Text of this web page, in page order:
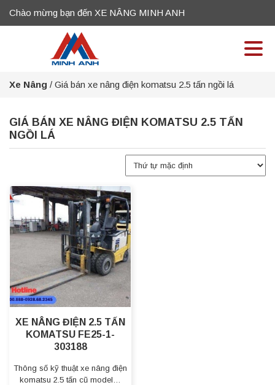
Chào mừng bạn đến XE NÂNG MINH ANH
Xe Nâng / Giá bán xe nâng điện komatsu 2.5 tấn ngồi lá
GIÁ BÁN XE NÂNG ĐIỆN KOMATSU 2.5 TẤN
NGỒI LÁ
XE NÂNG ĐIỆN 2.5 TẤN
KOMATSU FE25-1-
303188
Thông số kỹ thuật xe nâng điện
komatsu 2.5 tấn cũ model…